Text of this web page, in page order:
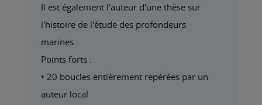
Il est également l'auteur d'une thèse sur
l'histoire de l'étude des profondeurs
marines.
Points forts :
• 20 boucles entièrement repérées par un
auteur local